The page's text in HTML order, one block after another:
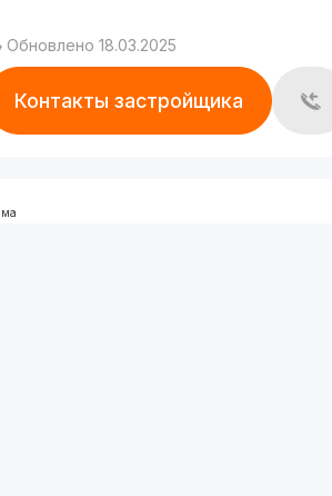
Обновлено 18.03.2025
Контакты застройщика